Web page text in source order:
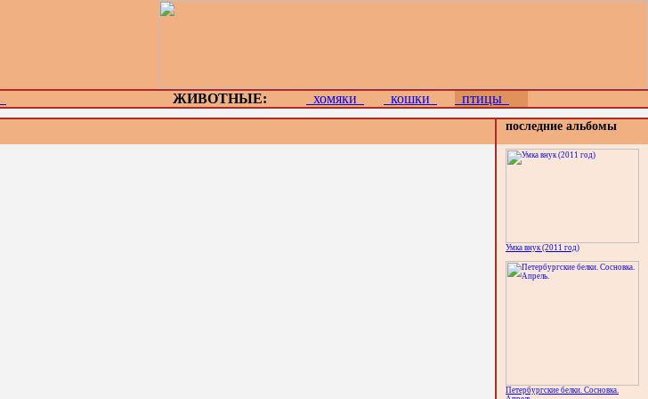
ЖИВОТНЫЕ: хомяки кошки птицы
последние альбомы
Умка внук (2011 год)
Петербургские белки. Сосновка.